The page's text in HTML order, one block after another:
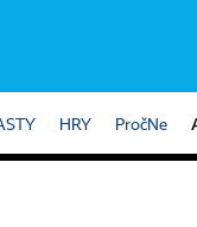
HRY PročNe